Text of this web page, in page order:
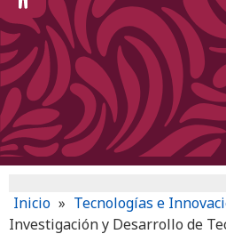
Inicio » Tecnologías e
Investigación y Desarrollo de